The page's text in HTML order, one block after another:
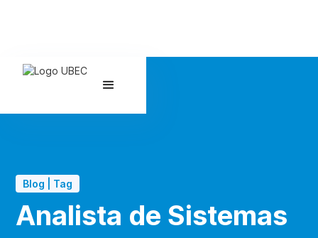
Blog | Tag
Analista de Sistemas